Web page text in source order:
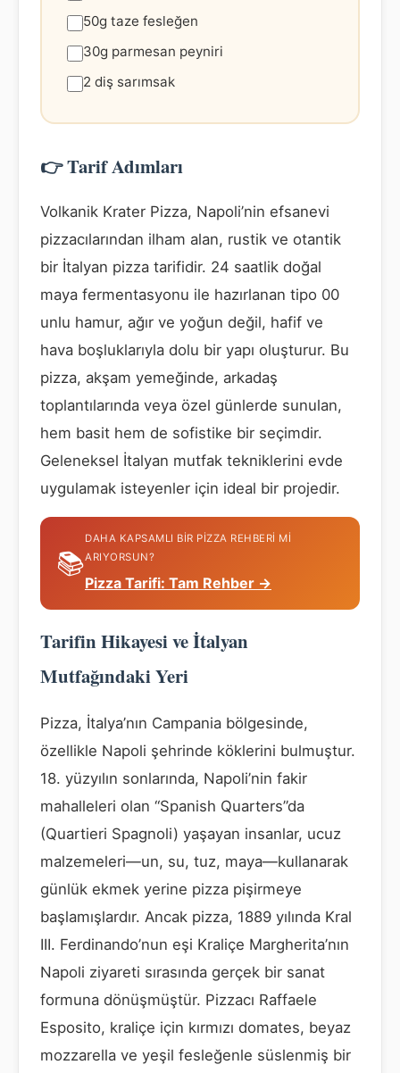
50g taze fesleğen
30g parmesan peyniri
2 diş sarımsak
👉 Tarif Adımları
Volkanik Krater Pizza, Napoli’nin efsanevi
pizzacılarından ilham alan, rustik ve otantik
bir İtalyan pizza tarifidir. 24 saatlik doğal
maya fermentasyonu ile hazırlanan tipo 00
unlu hamur, ağır ve yoğun değil, hafif ve
hava boşluklarıyla dolu bir yapı oluşturur. Bu
pizza, akşam yemeğinde, arkadaş
toplantılarında veya özel günlerde sunulan,
hem basit hem de sofistike bir seçimdir.
Geleneksel İtalyan mutfak tekniklerini evde
uygulamak isteyenler için ideal bir projedir.
📚
DAHA KAPSAMLI BIR PIZZA REHBERI MI
ARIYORSUN?
Pizza Tarifi: Tam Rehber →
Tarifin Hikayesi ve İtalyan
Mutfağındaki Yeri
Pizza, İtalya’nın Campania bölgesinde,
özellikle Napoli şehrinde köklerini bulmuştur.
18. yüzyılın sonlarında, Napoli’nin fakir
mahalleleri olan “Spanish Quarters”da
(Quartieri Spagnoli) yaşayan insanlar, ucuz
malzemeleri—un, su, tuz, maya—kullanarak
günlük ekmek yerine pizza pişirmeye
başlamışlardır. Ancak pizza, 1889 yılında Kral
III. Ferdinando’nun eşi Kraliçe Margherita’nın
Napoli ziyareti sırasında gerçek bir sanat
formuna dönüşmüştür. Pizzacı Raffaele
Esposito, kraliçe için kırmızı domates, beyaz
mozzarella ve yeşil fesleğenle süslenmiş bir